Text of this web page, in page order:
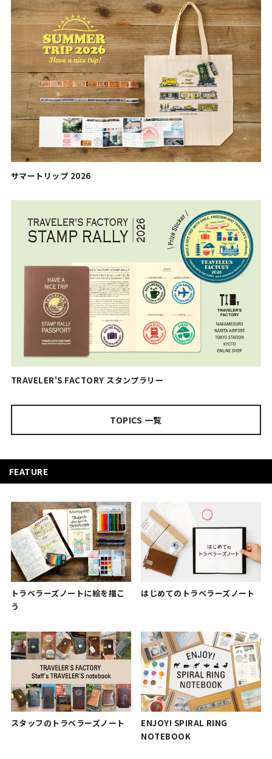
サマートリップ 2026
TRAVELER'S FACTORY スタンプラリー
TOPICS 一覧
FEATURE
トラベラーズノートに絵を描こ
う
はじめてのトラベラーズノート
スタッフのトラベラーズノート
ENJOY! SPIRAL RING
NOTEBOOK